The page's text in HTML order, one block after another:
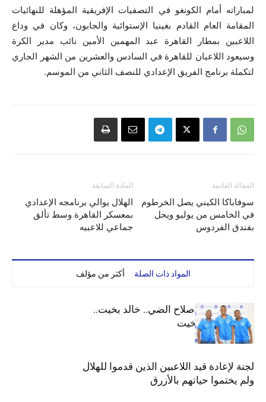
لمباراته أمام الكونغو في التصفيات الإفريقية المؤهلة للنهائيات
المقامة العام القادم بغينيا الإستوائية والجابون، وكان في وداع
اللاعبين بمطار القاهرة عبد المهمين الأمين نائب مدير الكرة
وسيعود اللاعبان للقاهرة في السادس والعشرين من الشهر الجاري
لتكملة برنامج الفريق الإعدادي للنصف الثاني من الموسم.
المادة السابقة
الهلال يوالي برنامجه الإعدادي
بمعسكر القاهرة وسط تألق
جماعي للاعبيه
المقالة القادمة
سوفاباكا الكيني يصل الخرطوم
في الخامس من يوليو ويحل
بفندق الفردوس
المواد ذات الصلة أكثر من مؤلف
الهلال يعيد قيد صلاح الضي.. خالد بخيت..
جوليت وعمر بخيت
لجنة لإعادة قيد اللاعبين الذين قدموا للهلال
ولم يختموا حياتهم بالأزرق